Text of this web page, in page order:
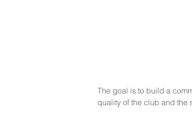
The goal is to build a
quality of the club and the